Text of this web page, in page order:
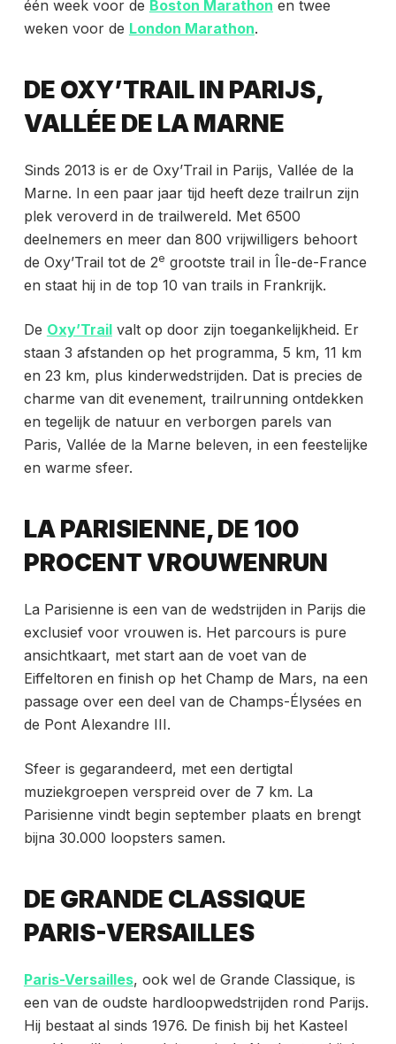
één week voor de Boston Marathon en twee
weken voor de London Marathon.
DE OXY’TRAIL IN PARIJS,
VALLÉE DE LA MARNE
Sinds 2013 is er de Oxy’Trail in Parijs, Vallée de la
Marne. In een paar jaar tijd heeft deze trailrun zijn
plek veroverd in de trailwereld. Met 6500
deelnemers en meer dan 800 vrijwilligers behoort
de Oxy’Trail tot de 2e grootste trail in Île-de-France
en staat hij in de top 10 van trails in Frankrijk.
De Oxy’Trailvalt op door zijn toegankelijkheid. Er
staan 3 afstanden op het programma, 5 km, 11 km
en 23 km, plus kinderwedstrijden. Dat is precies de
charme van dit evenement, trailrunning ontdekken
en tegelijk de natuur en verborgen parels van
Paris, Vallée de la Marne beleven, in een feestelijke
en warme sfeer.
LA PARISIENNE, DE 100
PROCENT VROUWENRUN
La Parisienne is een van de wedstrijden in Parijs die
exclusief voor vrouwen is. Het parcours is pure
ansichtkaart, met start aan de voet van de
Eiffeltoren en finish op het Champ de Mars, na een
passage over een deel van de Champs-Élysées en
de Pont Alexandre III.
Sfeer is gegarandeerd, met een dertigtal
muziekgroepen verspreid over de 7 km. La
Parisienne vindt begin september plaats en brengt
bijna 30.000 loopsters samen.
DE GRANDE CLASSIQUE
PARIS-VERSAILLES
Paris-Versailles, ook wel de Grande Classique, is
een van de oudste hardloopwedstrijden rond Parijs.
Hij bestaat al sinds 1976. De finish bij het Kasteel